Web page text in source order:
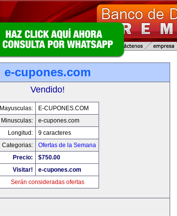
e-cupones.com
Vendido!
Mayusculas:
E-CUPONES.COM
Minusculas:
e-cupones.com
Longitud:
9 caracteres
Categorias:
Ofertas de la Semana
Precio:
$750.00
Visitar!
e-cupones.com
Serán consideradas ofertas